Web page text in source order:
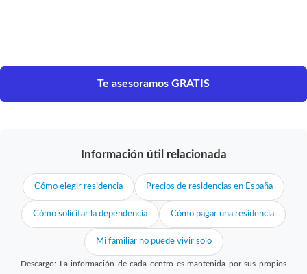
Te asesoramos GRATIS
Información útil relacionada
Cómo elegir residencia Precios de residencias en España
Cómo solicitar la dependencia Cómo pagar una residencia
Mi familiar no puede vivir solo
Descargo: La información de cada centro es mantenida por sus propios